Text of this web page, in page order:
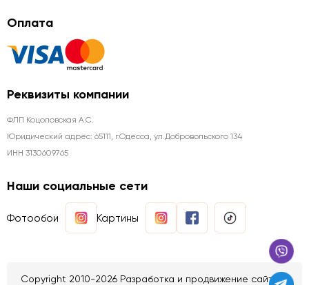
Оплата
Реквизиты компании
ФЛП Коцоловская А.С.
Юридический адрес: 65111, г.Одесса, ул.Добровольского 134
ИНН 3130609765
Наши социальные сети
Фотообои Картины
Copyright 2010-2026 Разработка и продвижение сайтов